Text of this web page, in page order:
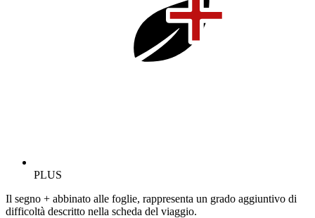
PLUS
Il segno + abbinato alle foglie, rappresenta un grado aggiuntivo di
difficoltà descritto nella scheda del viaggio.